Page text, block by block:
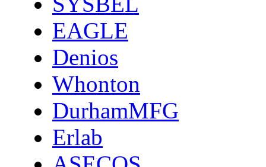
EAGLE
Denios
Whonton
DurhamMFG
Erlab